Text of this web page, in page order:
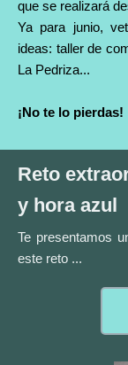
que se realizará
Ya para junio,
ideas: taller de
La Pedriza...
¡No te lo pierdas!
Reto
y hora azul
Te presentamos
este reto ...